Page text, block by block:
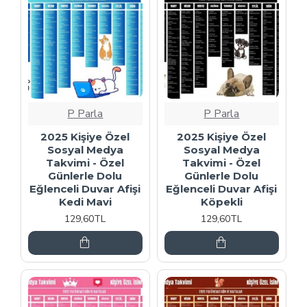
P Parla
2025 Kişiye Özel
Sosyal Medya
Takvimi - Özel
Günlerle Dolu
Eğlenceli Duvar Afişi
Kedi Mavi
129,60TL
P Parla
2025 Kişiye Özel
Sosyal Medya
Takvimi - Özel
Günlerle Dolu
Eğlenceli Duvar Afişi
Köpekli
129,60TL